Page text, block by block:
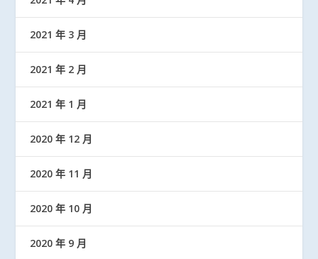
2021 年 3 月
2021 年 2 月
2021 年 1 月
2020 年 12 月
2020 年 11 月
2020 年 10 月
2020 年 9 月